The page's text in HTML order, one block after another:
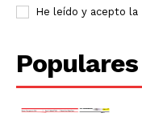
He leído y acepto la
Populares